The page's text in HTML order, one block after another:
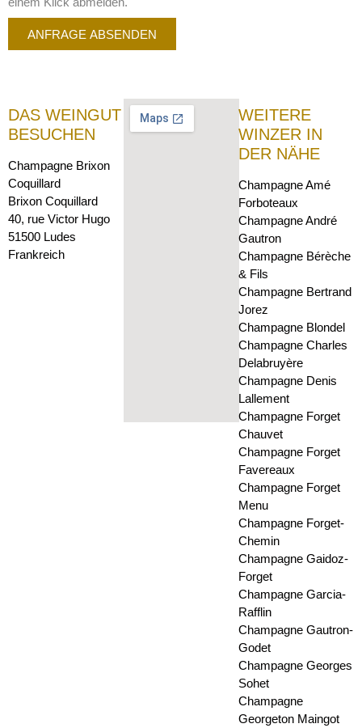
ANFRAGE ABSENDEN
DAS WEINGUT
BESUCHEN
Champagne Brixon
Coquillard
Brixon Coquillard
40, rue Victor Hugo
51500 Ludes
Frankreich
WEITERE
WINZER IN
DER NÄHE
Champagne Amé
Forboteaux
Champagne André
Gautron
Champagne Bérèche
& Fils
Champagne Bertrand
Jorez
Champagne Blondel
Champagne Charles
Delabruyère
Champagne Denis
Lallement
Champagne Forget
Chauvet
Champagne Forget
Favereaux
Champagne Forget
Menu
Champagne Forget-
Chemin
Champagne Gaidoz-
Forget
Champagne Garcia-
Rafflin
Champagne Gautron-
Godet
Champagne Georges
Sohet
Champagne
Georgeton Maingot